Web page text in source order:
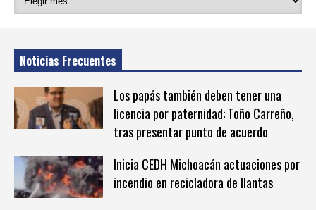
Noticias Frecuentes
Los papás también deben tener una
licencia por paternidad: Toño Carreño,
tras presentar punto de acuerdo
Inicia CEDH Michoacán actuaciones por
incendio en recicladora de llantas